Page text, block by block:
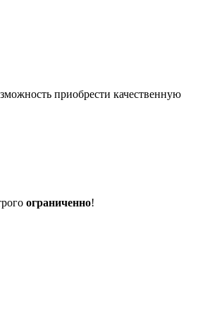
приобрести качественную
ограниченно!